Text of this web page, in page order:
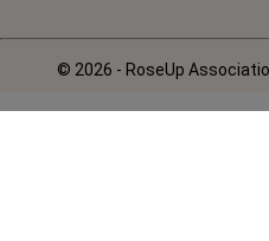
© 2026 - RoseUp